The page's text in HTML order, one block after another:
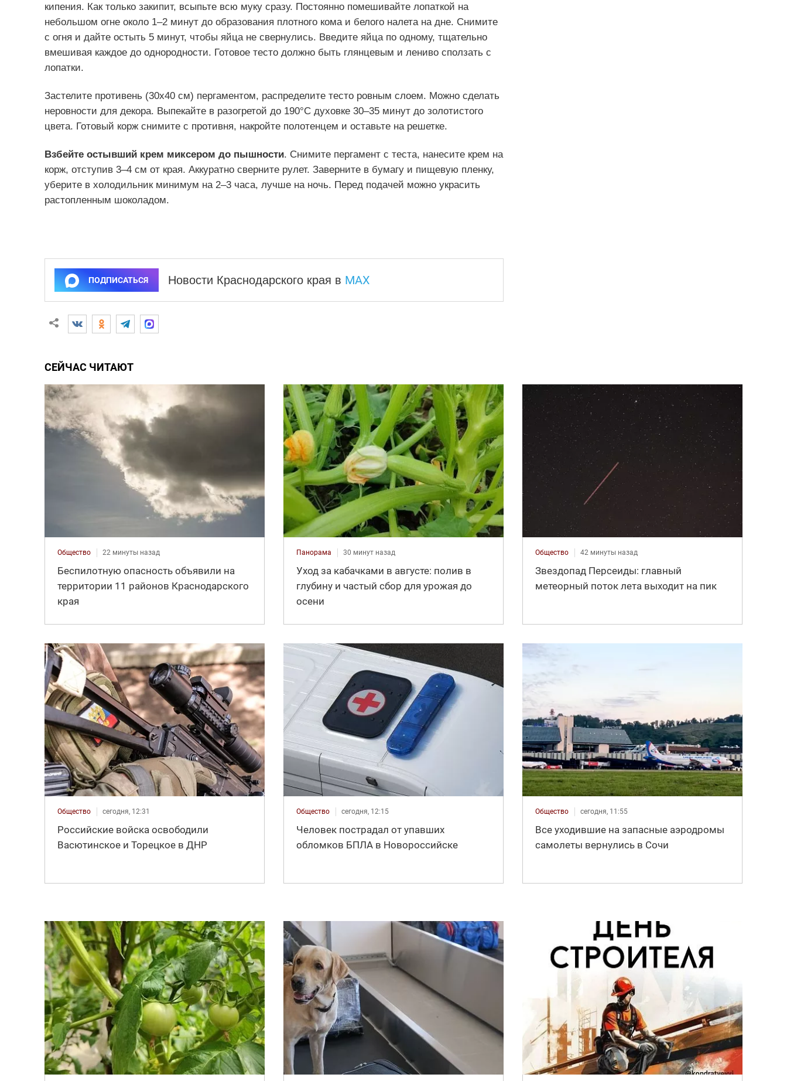
кипения. Как только закипит, всыпьте всю муку сразу. Постоянно помешивайте лопаткой на
небольшом огне около 1–2 минут до образования плотного кома и белого налета на дне. Снимите
с огня и дайте остыть 5 минут, чтобы яйца не свернулись. Введите яйца по одному, тщательно
вмешивая каждое до однородности. Готовое тесто должно быть глянцевым и лениво сползать с
лопатки.
Застелите противень (30х40 см) пергаментом, распределите тесто ровным слоем. Можно сделать
неровности для декора. Выпекайте в разогретой до 190°C духовке 30–35 минут до золотистого
цвета. Готовый корж снимите с противня, накройте полотенцем и оставьте на решетке.
Взбейте остывший крем миксером до пышности. Снимите пергамент с теста, нанесите крем на
корж, отступив 3–4 см от края. Аккуратно сверните рулет. Заверните в бумагу и пищевую пленку,
уберите в холодильник минимум на 2–3 часа, лучше на ночь. Перед подачей можно украсить
растопленным шоколадом.
ПОДПИСАТЬСЯ Новости Краснодарского края в MAX
СЕЙЧАС ЧИТАЮТ
Общество 22 минуты назад
Беспилотную опасность объявили на
территории 11 районов Краснодарского
края
Панорама 30 минут назад
Уход за кабачками в августе: полив в
глубину и частый сбор для урожая до
осени
Общество 42 минуты назад
Звездопад Персеиды: главный
метеорный поток лета выходит на пик
Общество сегодня, 12:31
Российские войска освободили
Васютинское и Торецкое в ДНР
Общество сегодня, 12:15
Человек пострадал от упавших
обломков БПЛА в Новороссийске
Общество сегодня, 11:55
Все уходившие на запасные аэродромы
самолеты вернулись в Сочи